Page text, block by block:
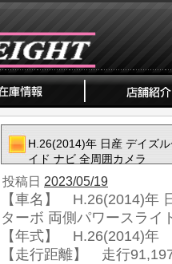
H.26(2014)年 日産 デイズ
イド ナビ 全周囲カメラ
投稿日 2023/05/19
【車名】 H.26(2014)年
ターボ 両側パワースライ
【年式】 H.26(2014)年
【走行距離】 走行